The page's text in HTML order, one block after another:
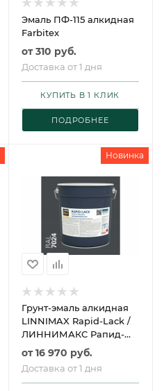
Эмаль ПФ-115 алкидная
Farbitex
от310 руб.
Доставка от 1 дня
ПОДРОБНЕЕ
КУПИТЬ В 1 КЛИК
Новинка
Грунт-эмаль алкидная
LINNIMAX Rapid-Lack /
ЛИННИМАКС Рапид-
Лак
от16 970 руб.
Доставка от 1 дня